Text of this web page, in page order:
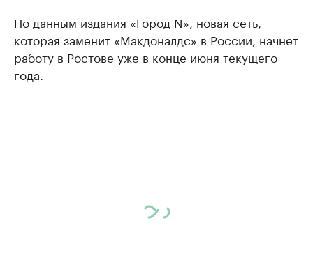
По данным издания «Город N», новая сеть,
которая заменит «Макдоналдс» в России, начнет
работу в Ростове уже в конце июня текущего
года.